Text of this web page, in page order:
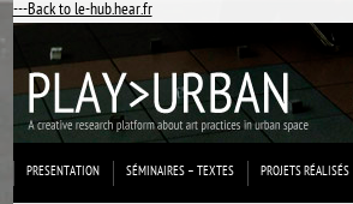
---Back to le-hub.hear.fr
PRESENTATION SÉMINAIRES – TEXTES PROJETS RÉALISÉS